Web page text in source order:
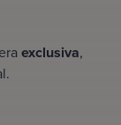
exclusiva,